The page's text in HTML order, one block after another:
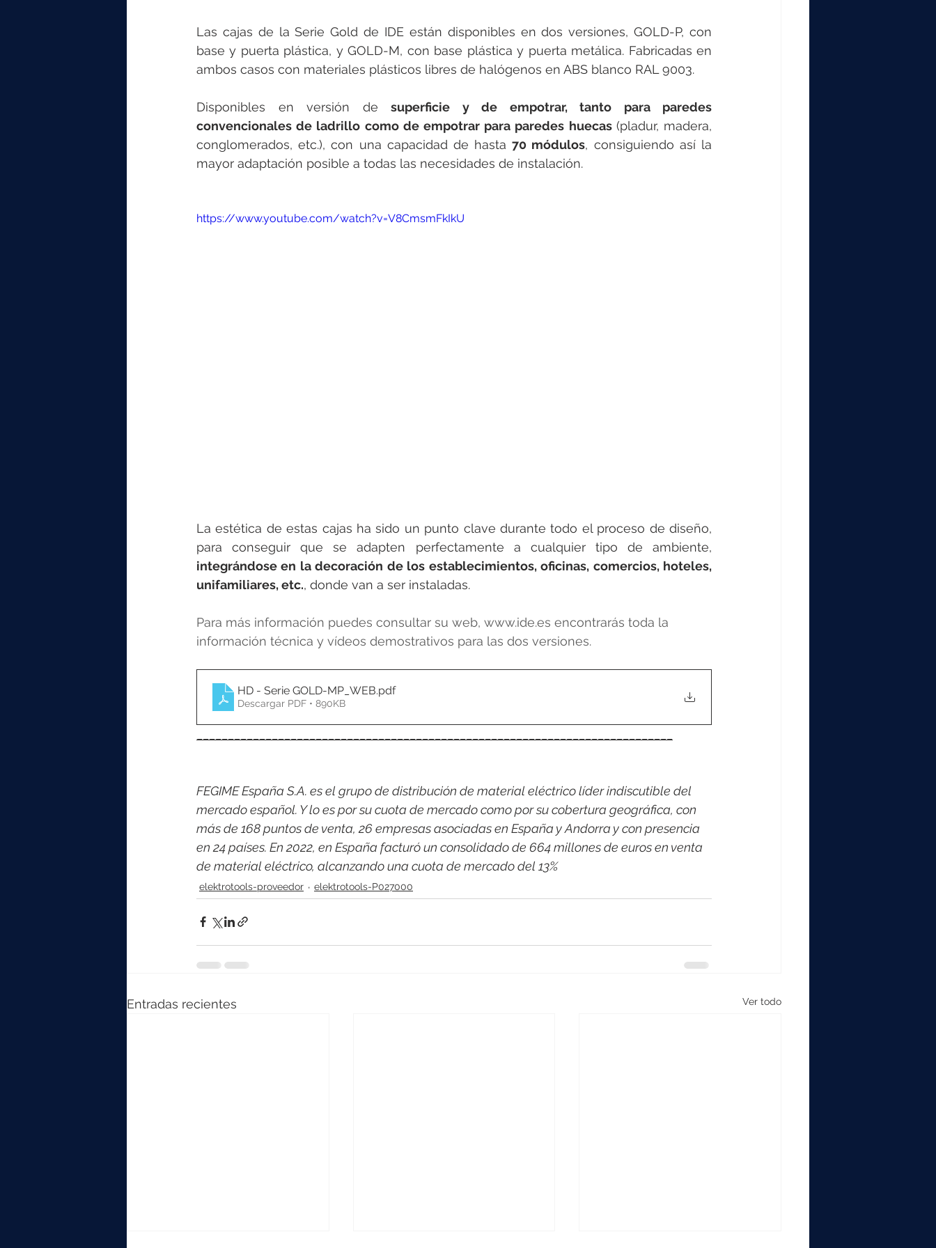
Las cajas de la Serie Gold de IDE están disponibles en dos versiones, GOLD-P, con
base y puerta plástica, y GOLD-M, con base plástica y puerta metálica. Fabricadas en
ambos casos con materiales plásticos libres de halógenos en ABS blanco RAL 9003.
Disponibles en versión de superficie y de empotrar, tanto para paredes
convencionales de ladrillo como de empotrar para paredes huecas (pladur, madera,
conglomerados, etc.), con una capacidad de hasta 70 módulos, consiguiendo así la
mayor adaptación posible a todas las necesidades de instalación.
https://www.youtube.com/watch?v=V8CmsmFkIkU
La estética de estas cajas ha sido un punto clave durante todo el proceso de diseño,
integrándose en la decoración de los establecimientos, oficinas, comercios, hoteles,
unifamiliares, etc., donde van a ser instaladas.
Para más información puedes consultar su web, www.ide.es encontrarás toda la
información técnica y vídeos demostrativos para las dos versiones.
HD - Serie GOLD-MP_WEB.pdf
Descargar PDF • 890KB
FEGIME España S.A. es el grupo de distribución de material eléctrico líder indiscutible del
mercado español. Y lo es por su cuota de mercado como por su cobertura geográfica, con
más de 168 puntos de venta, 26 empresas asociadas en España y Andorra y con presencia
en 24 países. En 2022, en España facturó un consolidado de 664 millones de euros en venta
de material eléctrico, alcanzando una cuota de mercado del 13%
elektrotools-proveedor elektrotools-P027000
Entradas recientes Ver todo